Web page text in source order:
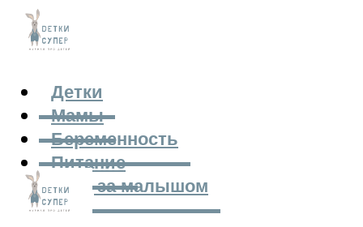
Детки
Мамы
Беременность
Питание
Уход за малышом